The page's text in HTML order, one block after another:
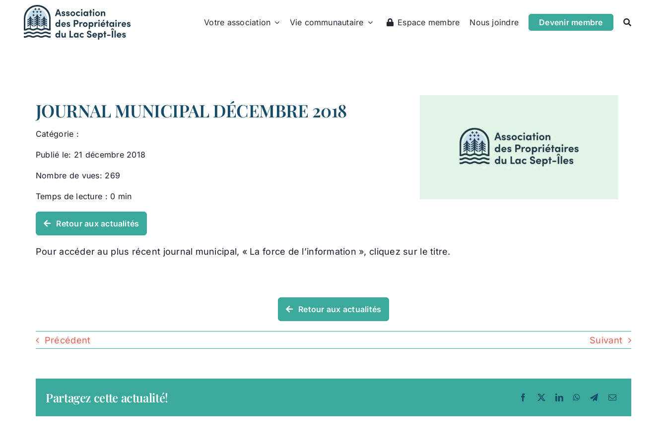
Passer
contenu
Votre association Vie communautaire Espace membre Nous joindre Devenir membre
JOURNAL MUNICIPAL DÉCEMBRE 2018
Catégorie :
Publié le: 21 décembre 2018
Nombre de vues: 269
Temps de lecture : 0 min
Retour aux actualités
Pour accéder au plus récent journal municipal, « La force de l’information », cliquez sur le titre.
Retour aux actualités
Précédent Suivant
Partagez cette actualité!